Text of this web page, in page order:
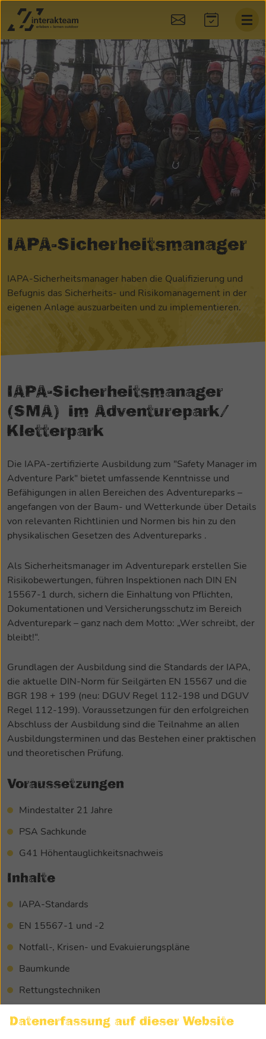
:
IAPA-Sicherheitsmanager
IAPA-Sicherheitsmanager haben die Qualifizierung und
Befugnis das Sicherheits- und Risikomanagement in der
eigenen Anlage auszuarbeiten und zu implementieren.
IAPA-Sicherheitsmanager
(SMA) im Adventurepark/
Kletterpark
Die IAPA-zertifizierte Ausbildung zum "Safety Manager im
Adventure Park" bietet umfassende Kenntnisse und
Befähigungen in allen Bereichen des Adventureparks –
angefangen von der Baum- und Wetterkunde über Details
von relevanten Richtlinien und Normen bis hin zu den
physikalischen Gesetzen des Adventureparks .
Als Sicherheitsmanager im Adventurepark erstellen Sie
Risikobewertungen, führen Inspektionen nach DIN EN
15567-1 durch, sichern die Einhaltung von Pflichten,
Dokumentationen und Versicherungsschutz im Bereich
Adventurepark – ganz nach dem Motto: „Wer schreibt, der
bleibt!“.
Grundlagen der Ausbildung sind die Standards der IAPA,
die aktuelle DIN-Norm für Seilgärten EN 15567 und die
BGR 198 + 199 (neu: DGUV Regel 112-198 und DGUV
Regel 112-199). Voraussetzungen für den erfolgreichen
Abschluss der Ausbildung sind die Teilnahme an allen
Ausbildungsterminen und das Bestehen einer praktischen
und theoretischen Prüfung.
Voraussetzungen
Mindestalter 21 Jahre
PSA Sachkunde
G41 Höhentauglichkeitsnachweis
Inhalte
IAPA-Standards
EN 15567-1 und -2
Notfall-, Krisen- und Evakuierungspläne
Baumkunde
Rettungstechniken
Datenerfassung auf dieser Website